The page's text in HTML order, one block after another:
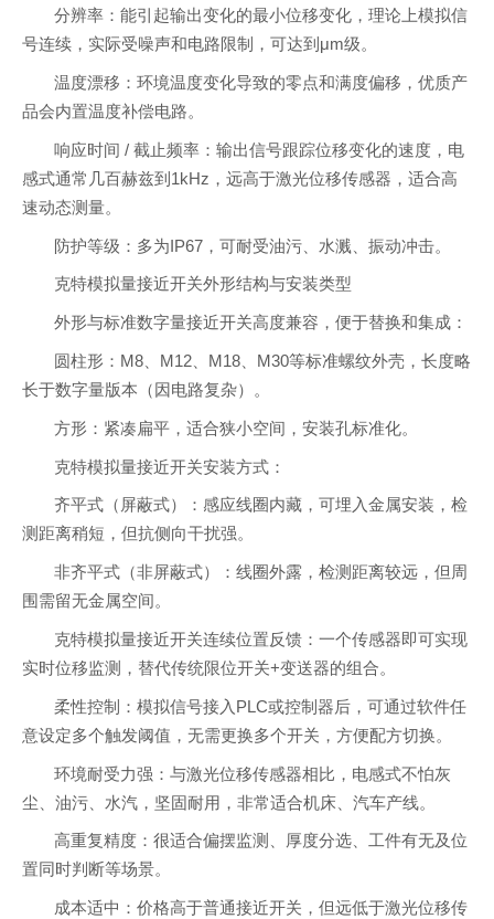
分辨率：能引起输出变化的最小位移变化，理论上模拟信
号连续，实际受噪声和电路限制，可达到μm级。
温度漂移：环境温度变化导致的零点和满度偏移，优质产
品会内置温度补偿电路。
响应时间 / 截止频率：输出信号跟踪位移变化的速度，电
感式通常几百赫兹到1kHz，远高于激光位移传感器，适合高
速动态测量。
防护等级：多为IP67，可耐受油污、水溅、振动冲击。
克特模拟量接近开关外形结构与安装类型
外形与标准数字量接近开关高度兼容，便于替换和集成：
圆柱形：M8、M12、M18、M30等标准螺纹外壳，长度略
长于数字量版本（因电路复杂）。
方形：紧凑扁平，适合狭小空间，安装孔标准化。
克特模拟量接近开关安装方式：
齐平式（屏蔽式）：感应线圈内藏，可埋入金属安装，检
测距离稍短，但抗侧向干扰强。
非齐平式（非屏蔽式）：线圈外露，检测距离较远，但周
围需留无金属空间。
克特模拟量接近开关连续位置反馈：一个传感器即可实现
实时位移监测，替代传统限位开关+变送器的组合。
柔性控制：模拟信号接入PLC或控制器后，可通过软件任
意设定多个触发阈值，无需更换多个开关，方便配方切换。
环境耐受力强：与激光位移传感器相比，电感式不怕灰
尘、油污、水汽，坚固耐用，非常适合机床、汽车产线。
高重复精度：很适合偏摆监测、厚度分选、工件有无及位
置同时判断等场景。
成本适中：价格高于普通接近开关，但远低于激光位移传